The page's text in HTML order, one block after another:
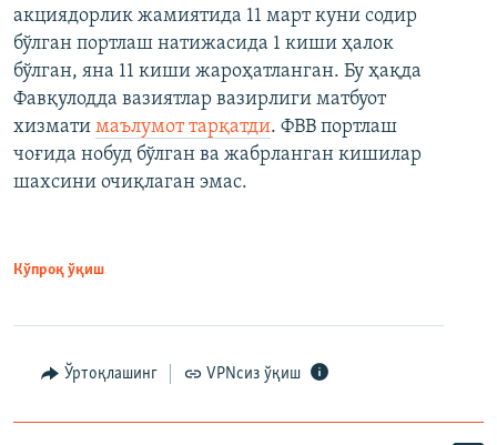
акциядорлик жамиятида 11 март куни содир
бўлган портлаш натижасида 1 киши ҳалок
бўлган, яна 11 киши жароҳатланган. Бу ҳақда
Фавқулодда вазиятлар вазирлиги матбуот
хизмати маълумот тарқатди. ФВВ портлаш
чоғида нобуд бўлган ва жабрланган кишилар
шахсини очиқлаган эмас.
Кўпроқ ўқиш
Ўртоқлашинг VPNсиз ўқиш